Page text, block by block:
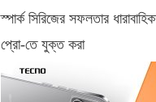
স্পার্ক সিরিজের সফলতার
প্রো-তে যুক্ত করা